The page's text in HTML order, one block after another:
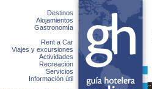
Destinos
Alojamientos
Gastronomía
Rent a Car
Viajes y excursiones
Actividades
Recreación
Servicios
Información útil